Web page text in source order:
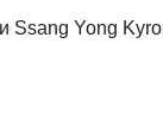
Yong